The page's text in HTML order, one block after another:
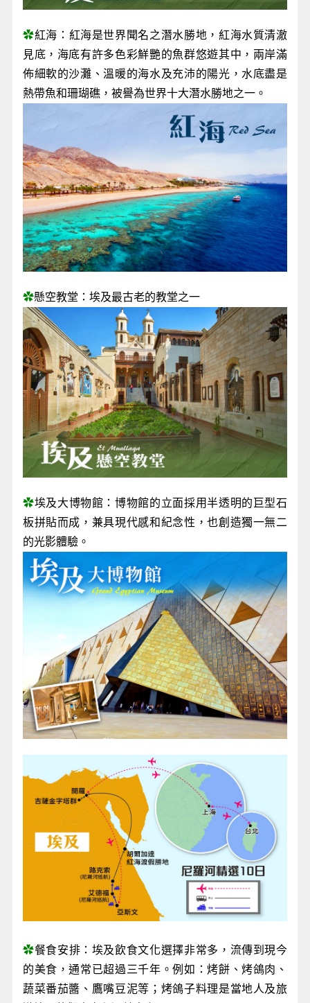
✿紅海：紅海是世界聞名之潛水勝地，紅海水質清澈
見底，海底有許多色彩鮮艷的魚群悠遊其中，兩岸滿
佈細軟的沙灘、溫暖的海水及充沛的陽光，水底盡是
熱帶魚和珊瑚礁，被譽為世界十大潛水勝地之一。
✿懸空教堂：埃及最古老的教堂之一
✿埃及大博物館：博物館的立面採用半透明的巨型石
板拼貼而成，兼具現代感和紀念性，也創造獨一無二
的光影體驗。
✿餐食安排：埃及飲食文化選擇非常多，流傳到現今
的美食，通常已超過三千年。例如：烤餅、烤鴿肉、
蔬菜番茄醬、鷹嘴豆泥等；烤鴿子料理是當地人及旅